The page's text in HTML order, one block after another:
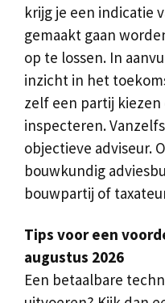
krijg je een indicatie
gemaakt gaan
op te lossen. In
inzicht in het
zelf een partij
inspecteren.
objectieve adviseur.
bouwkundig
bouwpartij of
Tips voor een
augustus 2026
Een betaalbare